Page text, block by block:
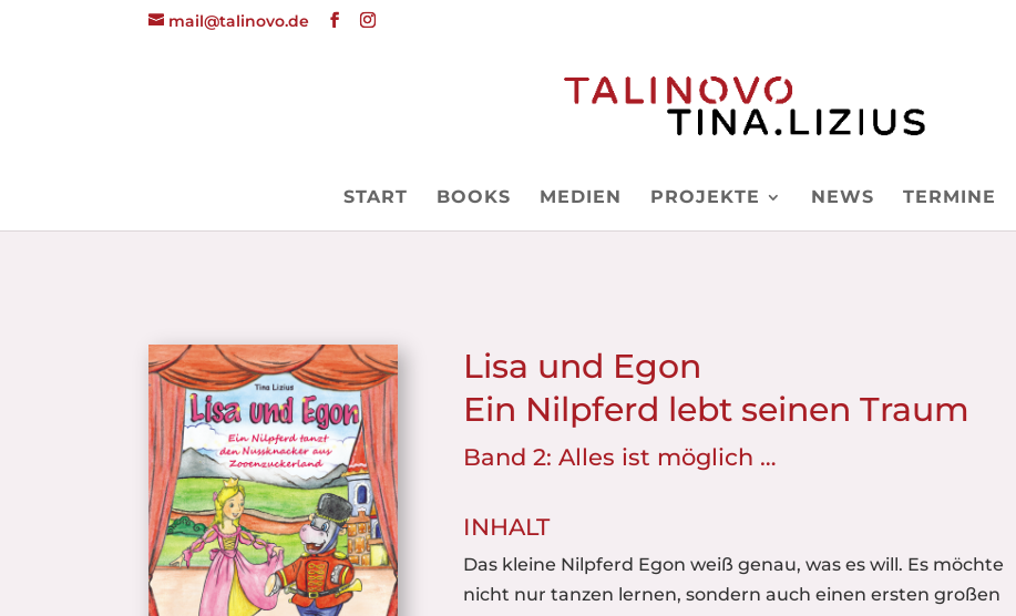
mail@talinovo.de
START BOOKS MEDIEN PROJEKTE NEWS TERMINE
Lisa und Egon
Ein Nilpferd lebt seinen Traum
Band 2: Alles ist möglich …
INHALT
Das kleine Nilpferd Egon weiß genau, was es will. Es möchte
nicht nur tanzen lernen, sondern auch einen ersten großen